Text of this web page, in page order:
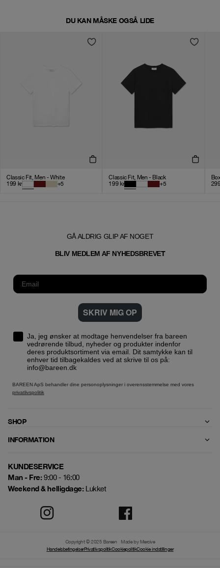
DU KAN MÅSKE OGSÅ LIDE
Classic Fit, Men - White
199 kr +5
Classic Fit, Men - Black
199 kr +5
GÅ ALDRIG GLIP AF NOGET
BLIV MEDLEM AF NYHEDSBREVET
SKRIV MIG OP
Ja, jeg ønsker at modtage henvendelser fra bareen
vedrørende tilbud, nyheder og produkter indenfor
deres produktsortiment via email. Dit samtykke kan til
enhver tid tilbagekaldes ved at skrive til os på:
info@bareen.dk
BAREEN ApS behandler dine personoplysninger i overensstemmelse med vores
privatlivspolitik
SHOP
INFORMATION
KUNDESERVICE
Man - Fre:9:00 - 16:00
Weekend & helligdage:Lukket
Copyright © 2025 Bareen
Made by Mercive
HandelsbetingelserPrivatlivspolitikCookiepolitikCookie indstillinger